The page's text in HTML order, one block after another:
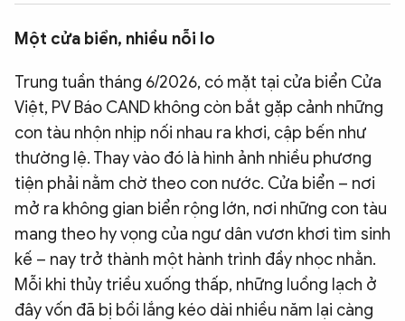
VĂN HÓA - THỂ THAO
BẠN ĐỌC & CAND
ĐA PHƯƠNG TIỆN
eMagazine
Podcast
Video Ảnh
Infographic
Chuyên trang An ninh thế giới Văn nghệ Công an
Chuyên đề
Một cửa biển, nhiều nỗi lo
Trung tuần tháng 6/2026, có mặt tại cửa biển Cửa
Việt, PV Báo CAND không còn bắt gặp cảnh những
con tàu nhộn nhịp nối nhau ra khơi, cập bến như
thường lệ. Thay vào đó là hình ảnh nhiều phương
tiện phải nằm chờ theo con nước. Cửa biển – nơi
mở ra không gian biển rộng lớn, nơi những con tàu
mang theo hy vọng của ngư dân vươn khơi tìm sinh
kế – nay trở thành một hành trình đầy nhọc nhằn.
Mỗi khi thủy triều xuống thấp, những luồng lạch ở
đây vốn đã bị bồi lắng kéo dài nhiều năm lại càng